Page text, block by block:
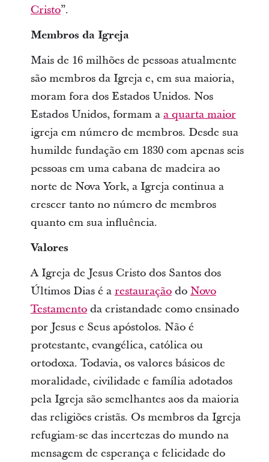
Cristo”.
Membros da Igreja
Mais de 16 milhões de pessoas atualmente
são membros da Igreja e, em sua maioria,
moram fora dos Estados Unidos. Nos
Estados Unidos, formam a a quarta maior
igreja em número de membros. Desde sua
humilde fundação em 1830 com apenas seis
pessoas em uma cabana de madeira ao
norte de Nova York, a Igreja continua a
crescer tanto no número de membros
quanto em sua influência.
Valores
A Igreja de Jesus Cristo dos Santos dos
Últimos Dias é a restauraçãodo Novo
Testamentoda cristandade como ensinado
por Jesus e Seus apóstolos. Não é
protestante, evangélica, católica ou
ortodoxa. Todavia, os valores básicos de
moralidade, civilidade e família adotados
pela Igreja são semelhantes aos da maioria
das religiões cristãs. Os membros da Igreja
refugiam-se das incertezas do mundo na
mensagem de esperança e felicidade do